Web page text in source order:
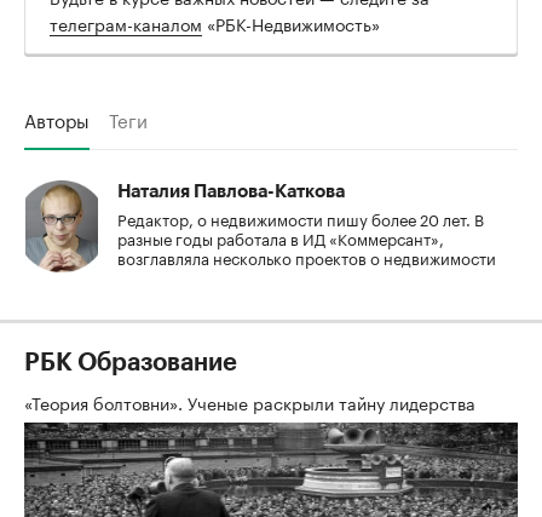
телеграм-каналом «РБК-Недвижимость»
Авторы Теги
Наталия Павлова-Каткова
Редактор, о недвижимости пишу более 20 лет. В
разные годы работала в ИД «Коммерсант»,
возглавляла несколько проектов о недвижимости
РБК Образование
«Теория болтовни». Ученые раскрыли тайну лидерства